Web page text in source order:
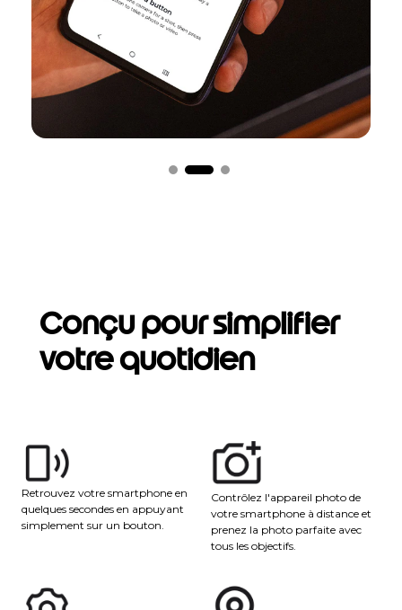
Conçu pour simplifier
votre quotidien
Retrouvez votre smartphone en
quelques secondes en appuyant
simplement sur un bouton.
Contrôlez l'appareil photo de
votre smartphone à distance et
prenez la photo parfaite avec
tous les objectifs.